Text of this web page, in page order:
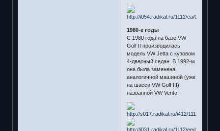
1980-е годы
С 1980 года на базе VW
Golf II производилась
модель VW Jetta с кузовом
4-дверный седан. В 1992-м
она была заменена
аналогичной машиной (уже
на шасси VW Golf III),
названной VW Vento.